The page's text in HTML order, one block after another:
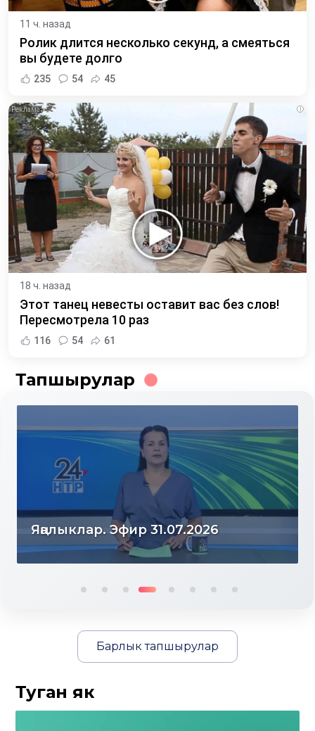
11 ч. назад
Ролик длится несколько секунд, а смеяться
вы будете долго
235 54 45
i
18 ч. назад
Этот танец невесты оставит вас без слов!
Пересмотрела 10 раз
116 54 61
Тапшырулар
Яңалыклар. Эфир 31.07.2026
Барлык тапшырулар
Туган як